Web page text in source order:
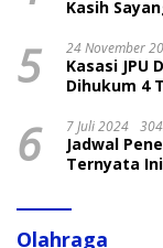
Kasih
5 24 November
Kasasi JPU
Dihukum 4
6 7 Juli 2024
Jadwal
Ternyata
Olahraga